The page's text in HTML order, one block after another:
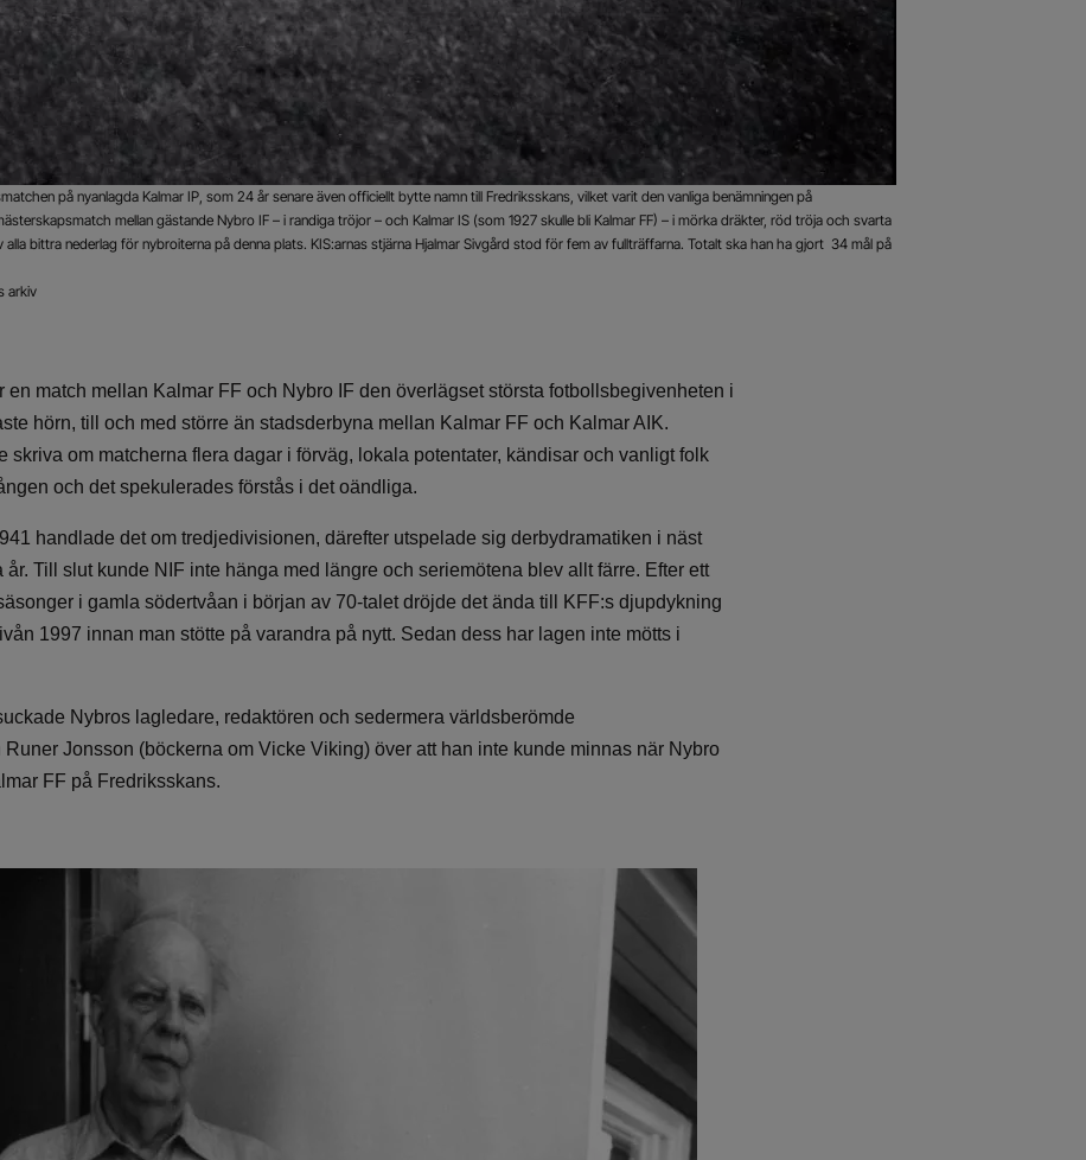
på nyanlagda Kalmar IP, som 24 år senare även officiellt bytte namn till Fredriksskans, vilket varit den vanliga benämningen på
mellan gästande Nybro IF – i randiga tröjor – och Kalmar IS (som 1927 skulle bli Kalmar FF) – i mörka dräkter, röd tröja och svarta
bittra nederlag för nybroiterna på denna plats. KIS:arnas stjärna Hjalmar Sivgård stod för fem av fullträffarna. Totalt ska han ha gjort 34 mål på
arkiv
en match mellan Kalmar FF och Nybro IF den överlägset största fotbollsbegivenheten i
hörn, till och med större än stadsderbyna mellan Kalmar FF och Kalmar AIK.
skriva om matcherna flera dagar i förväg, lokala potentater, kändisar och vanligt folk
och det spekulerades förstås i det oändliga.
handlade det om tredjedivisionen, därefter utspelade sig derbydramatiken i näst
år. Till slut kunde NIF inte hänga med längre och seriemötena blev allt färre. Efter ett
i gamla södertvåan i början av 70-talet dröjde det ända till KFF:s djupdykning
1997 innan man stötte på varandra på nytt. Sedan dess har lagen inte mötts i
Nybros lagledare, redaktören och sedermera världsberömde
Runer Jonsson (böckerna om Vicke Viking) över att han inte kunde minnas när Nybro
FF på Fredriksskans.